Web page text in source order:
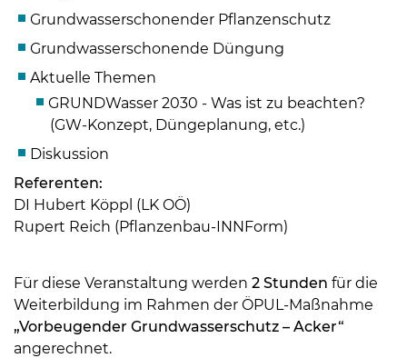
Grundwasserschonender Pflanzenschutz
Grundwasserschonende Düngung
Aktuelle Themen
GRUNDWasser 2030 - Was ist zu beachten?
(GW-Konzept, Düngeplanung, etc.)
Diskussion
Referenten:
DI Hubert Köppl (LK OÖ)
Rupert Reich (Pflanzenbau-INNForm)
Für diese Veranstaltung werden 2 Stunden für die
Weiterbildung im Rahmen der ÖPUL-Maßnahme
„Vorbeugender Grundwasserschutz – Acker“
angerechnet.